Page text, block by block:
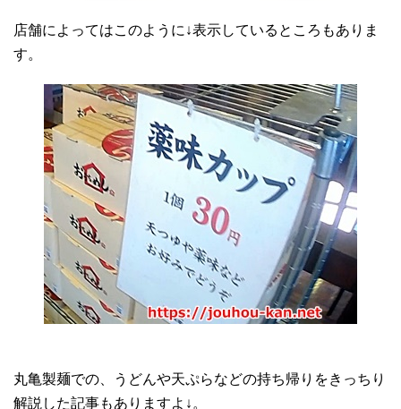
店舗によってはこのように↓表示しているところもありま
す。
丸亀製麺での、うどんや天ぷらなどの持ち帰りをきっちり
解説した記事もありますよ↓。